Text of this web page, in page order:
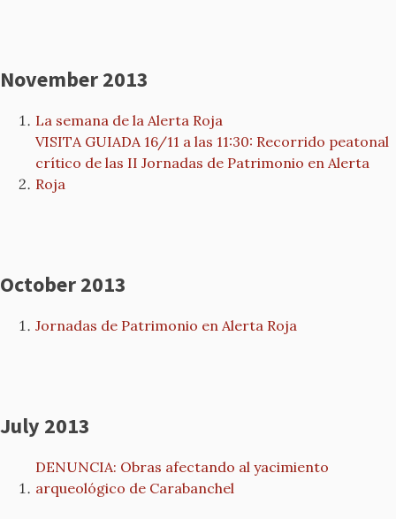
November 2013
La semana de la Alerta Roja
VISITA GUIADA 16/11 a las 11:30: Recorrido peatonal
crítico de las II Jornadas de Patrimonio en Alerta
Roja
October 2013
Jornadas de Patrimonio en Alerta Roja
July 2013
DENUNCIA: Obras afectando al yacimiento
arqueológico de Carabanchel